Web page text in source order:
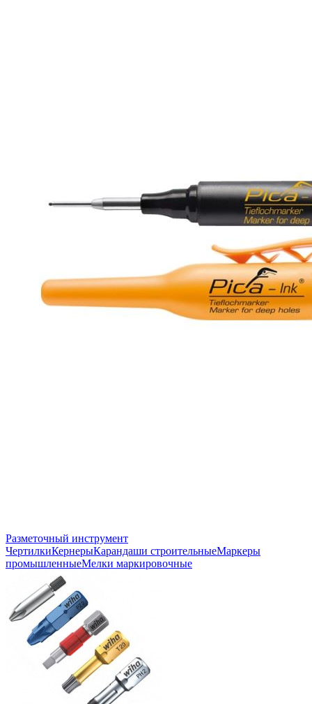
Разметочный инструмент
ЧертилкиКернерыКарандаши строительныеМаркеры
промышленныеМелки маркировочные